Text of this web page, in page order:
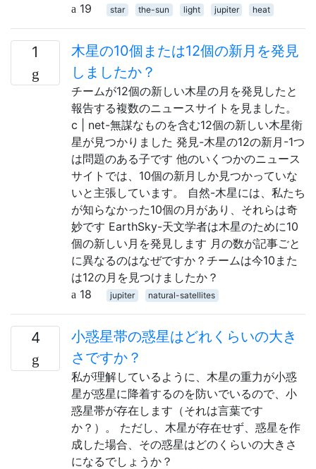
19
star the-sun light jupiter heat
1
木星の10個または12個の新月を発見
しましたか？
チームが12個の新しい木星の月を発見したと
報告する複数のニュースサイトを見ました。
c | net-無謀なものを含む12個の新しい木星衛
星が見つかりました 発見-木星の12の新月-1つ
は問題のある子です 他のいくつかのニュース
サイトでは、10個の新月しか見つかっていな
いと主張しています。 自然-木星には、私たち
が知らなかった10個の月があり、それらは奇
妙です EarthSky-天文学者は木星のために10
個の新しい月を発見します 月の数が記事ごと
に異なるのはなぜですか？チームは今10また
は12の月を見つけましたか？
18
jupiter natural-satellites
4
小惑星帯の惑星はどれくらいの大き
さですか？
私が理解しているように、木星の重力が小惑
星が惑星に降着するのを防いでいるので、小
惑星帯が存在します（それは言葉です
か？）。 ただし、木星が存在せず、惑星を作
成した場合、その惑星はどのくらいの大きさ
になるでしょうか？